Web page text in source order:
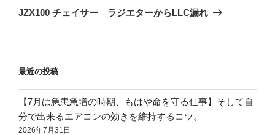
ゲ
ン
の
JZX100 チェイサー ラジエターからLLC漏れ
最近の投稿
【7月は急患急増の時期、もはや命を守る仕事】そして自
分で出来るエアコンの効きを維持するコツ。
2026年7月31日